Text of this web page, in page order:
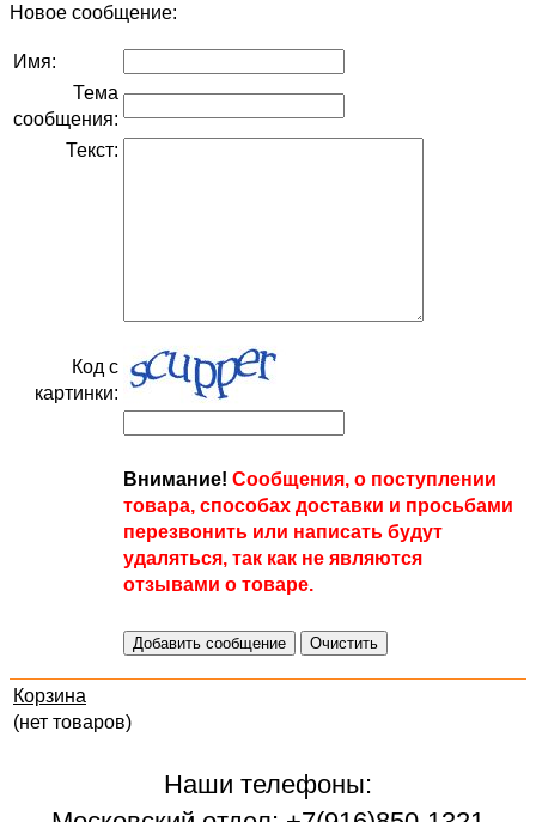
Новое сообщение:
Имя:
Тема
сообщения:
Текст:
Код с
картинки:
Внимание! Сообщения, о поступлении
товара, способах доставки и просьбами
перезвонить или написать будут
удаляться, так как не являются
отзывами о товаре.
Корзина
(нет товаров)
Наши телефоны: